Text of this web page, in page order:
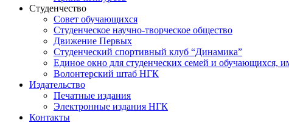
Студенчество
Совет обучающихся
Студенческое научно-творческое общество
Движение Первых
Студенческий спортивный клуб “Динамика”
Единое окно для студенческих семей и обучающихся,
Волонтерский штаб НГК
Издательство
Печатные издания
Электронные издания НГК
Контакты